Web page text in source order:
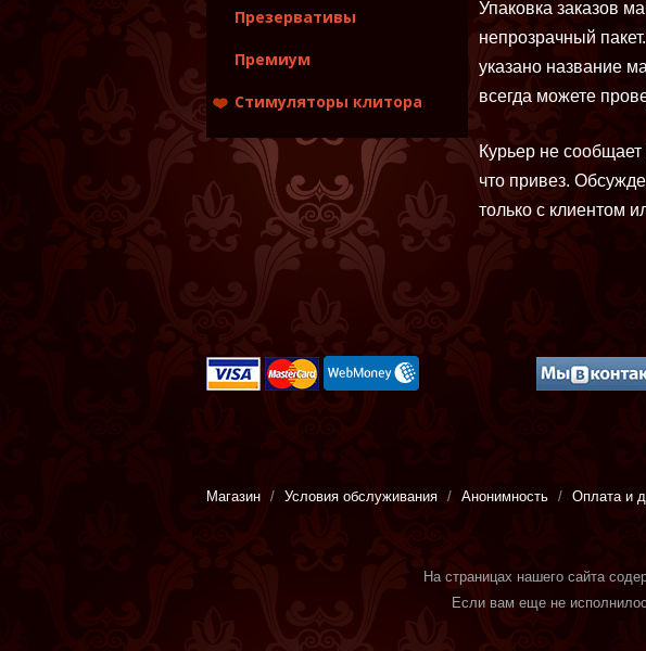
Упаковка заказов
непрозрачный
указано название
всегда можете
Курьер не
что привез.
только с клиентом
Презервативы
Премиум
Стимуляторы клитора
Вакуумные
стимуляторы
Вибропули ,
минивибраторы
Магазин Условия обслуживания Анонимность Оплата и
На страницах нашего сайта
Если вам еще не